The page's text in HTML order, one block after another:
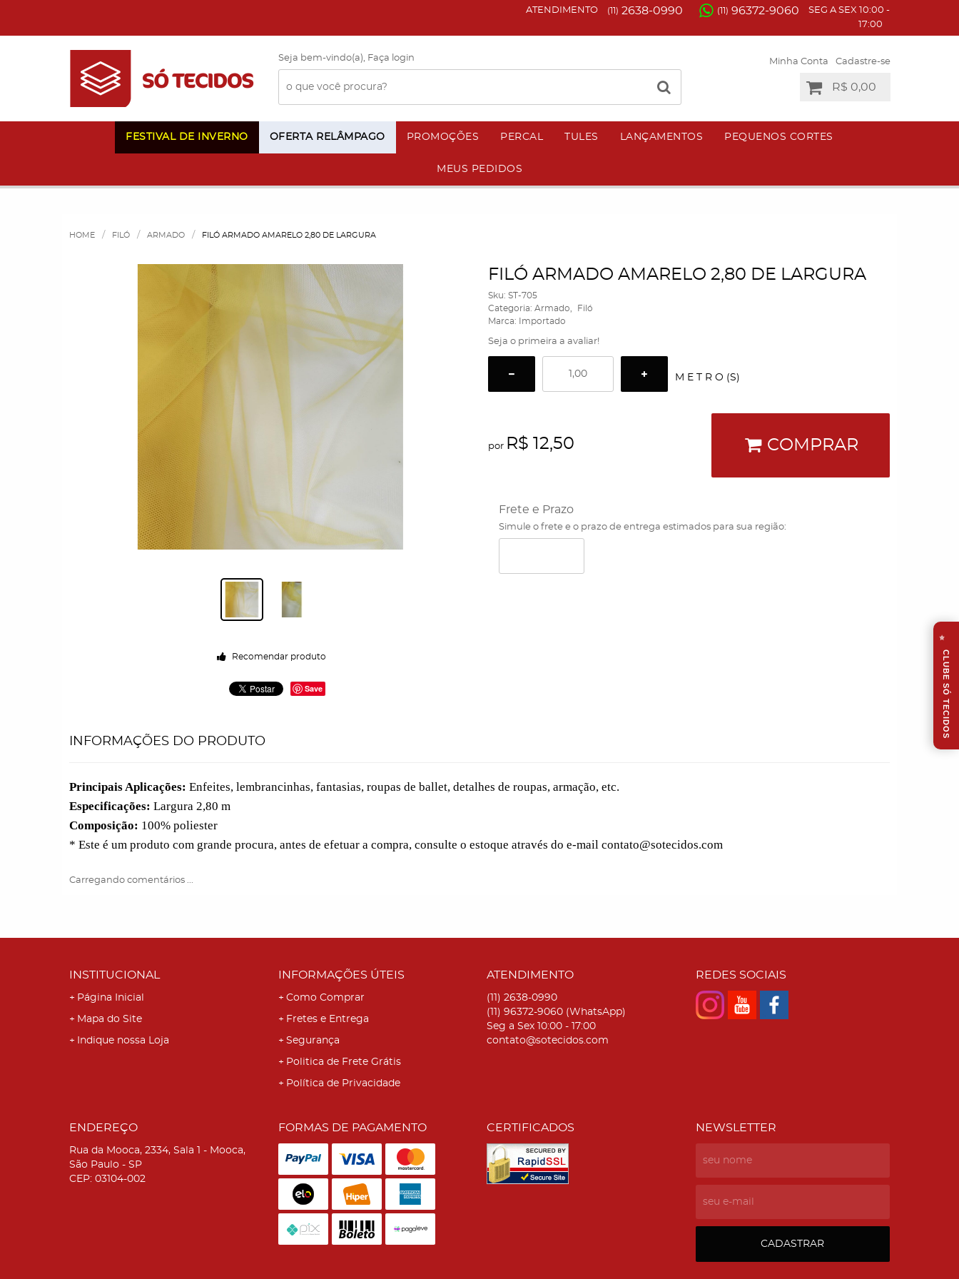
ATENDIMENTO (11) 2638-0990 (11) 96372-9060
SEG A SEX 10:00 -
17:00
Seja bem-vindo(a), Faça login Minha Conta Cadastre-se
R$ 0,00
FESTIVAL DE INVERNO OFERTA RELÂMPAGO PROMOÇÕES PERCAL TULES LANÇAMENTOS PEQUENOS CORTES
MEUS PEDIDOS
HOME FILÓ ARMADO FILÓ ARMADO AMARELO 2,80 DE LARGURA
Recomendar produto
Save
FILÓ ARMADO AMARELO 2,80 DE LARGURA
Sku: ST-705
Categoria: Armado
Filó
Marca:
Importado
Seja o primeira a avaliar!
M E T R O (S)
por R$ 12,50 COMPRAR
Frete e Prazo
Simule o frete e o prazo de entrega estimados para sua região:
INFORMAÇÕES DO PRODUTO
Principais Aplicações: Enfeites, lembrancinhas, fantasias, roupas de ballet, detalhes de roupas, armação, etc.
Especificações: Largura 2,80 m
Composição: 100% poliester
* Este é um produto com grande procura, antes de efetuar a compra, consulte o estoque através do e-mail contato@sotecidos.com
Carregando comentários ...
INSTITUCIONAL
Página Inicial
Mapa do Site
Indique nossa Loja
INFORMAÇÕES ÚTEIS
Como Comprar
Fretes e Entrega
Segurança
Politica de Frete Grátis
Política de Privacidade
ATENDIMENTO
(11) 2638-0990
(11) 96372-9060 (WhatsApp)
Seg a Sex 10:00 - 17:00
contato@sotecidos.com
REDES SOCIAIS
ENDEREÇO
Rua da Mooca, 2334, Sala 1 - Mooca,
São Paulo - SP
CEP: 03104-002
FORMAS DE PAGAMENTO CERTIFICADOS NEWSLETTER
CADASTRAR
⭐
CLUBE SÓ TECIDOS